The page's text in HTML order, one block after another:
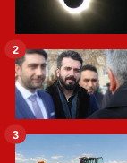
2
3